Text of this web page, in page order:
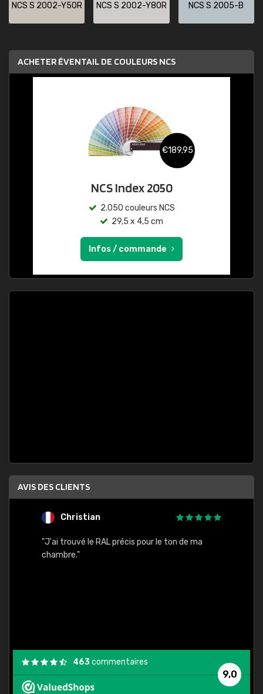
NCS S 2002-Y50R NCS S 2002-Y80R NCS S 2005-B
ACHETER ÉVENTAIL DE COULEURS NCS
€189,95
NCS Index 2050
2.050 couleurs NCS
29,5 x 4,5 cm
Infos / commande
AVIS DES CLIENTS
Christian
"J'ai trouvé le RAL précis pour le ton de ma
chambre."
9,0
463commentaires